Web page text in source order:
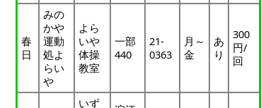
春
日
みの
かや
運動
処よ
らい
や
よら
いや
体操
教室
一部
440
21-
0363
月～
金
あ
り
300
円/
回
いず